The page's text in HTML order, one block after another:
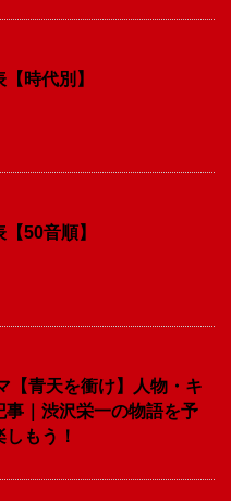
時代別】
50音順】
【青天を衝け】人物・キ
事｜渋沢栄一の物語を予
もう！